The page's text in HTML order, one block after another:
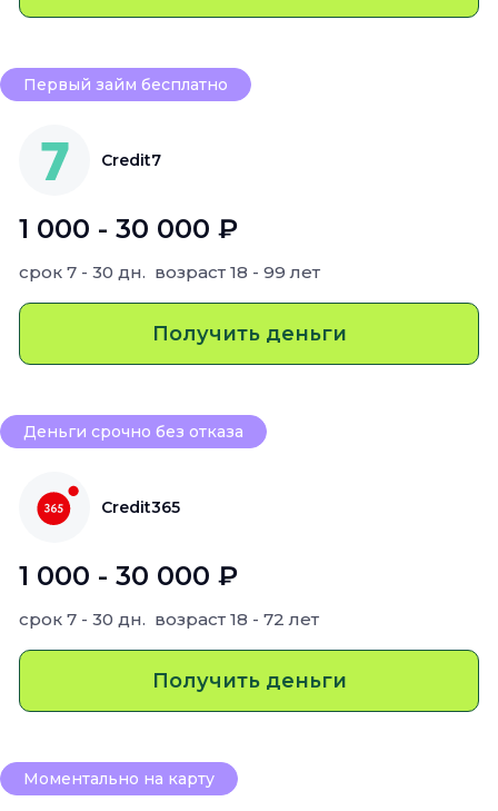
Первый займ бесплатно
Credit7
1 000 - 30 000 ₽
срок 7 - 30 дн. возраст 18 - 99 лет
Получить деньги
Деньги срочно без отказа
Credit365
1 000 - 30 000 ₽
срок 7 - 30 дн. возраст 18 - 72 лет
Получить деньги
Моментально на карту